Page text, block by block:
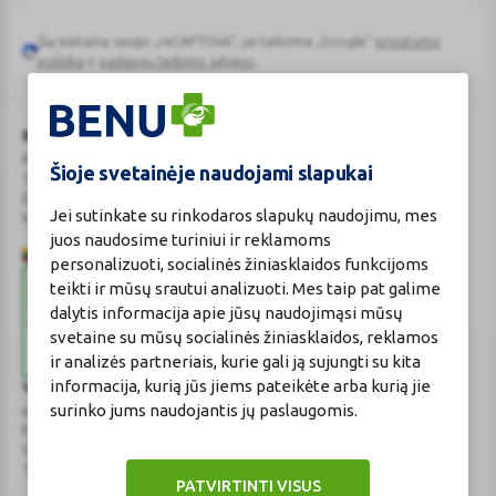
Šioje svetainėje naudojami slapukai
Jei sutinkate su rinkodaros slapukų naudojimu, mes
juos naudosime turiniui ir reklamoms
personalizuoti, socialinės žiniasklaidos funkcijoms
teikti ir mūsų srautui analizuoti. Mes taip pat galime
dalytis informacija apie jūsų naudojimąsi mūsų
svetaine su mūsų socialinės žiniasklaidos, reklamos
ir analizės partneriais, kurie gali ją sujungti su kita
informacija, kurią jūs jiems pateikėte arba kurią jie
surinko jums naudojantis jų paslaugomis.
PATVIRTINTI VISUS
Google
Šią svetainę saugo „reCAPTCHA“, jai taikoma „Google“ privatumo
politikair paslaugų teikimo sąlygos.
BENU Vaistinė Lietuva, UAB
Kauno r. sav., Karmėlavos sen., Ramučių k., Gamybos g. 4
Tel. +370 37 225 522
Maisto tvarkymo subjektų registro numeris: 190004257
Valstybinė vaistų kontrolės tarnyba
prie Lietuvos Respublikos sveikatos apsaugos ministerijos